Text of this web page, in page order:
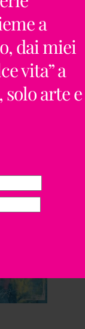
a
dai miei
vita” a
arte e